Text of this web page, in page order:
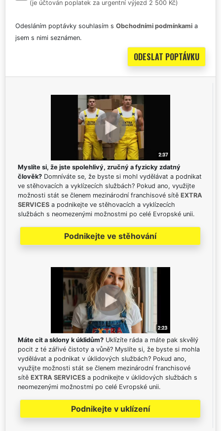
(je účtován poplatek za urgentní výjezd 2 500 Kč)
Odesláním poptávky souhlasím s Obchodními podmínkami a
jsem s nimi seznámen.
Myslíte si, že jste spolehlivý, zručný a fyzicky zdatný
člověk? Domníváte se, že byste si mohl vydělávat a podnikat
ve stěhovacích a vyklízecích službách? Pokud ano, využijte
možnosti stát se členem mezinárodní franchisové sítě EXTRA
SERVICES a podnikejte ve stěhovacích a vyklízecích
službách s neomezenými možnostmi po celé Evropské unii.
Podnikejte ve stěhování
Máte cit a sklony k úklidům? Uklízíte ráda a máte pak skvělý
pocit z té zářivé čistoty a vůně? Myslíte si, že byste si mohla
vydělávat a podnikat v úklidových službách? Pokud ano,
využijte možnosti stát se členem mezinárodní franchisové
sítě EXTRA SERVICES a podnikejte v úklidových službách s
neomezenými možnostmi po celé Evropské unii.
Podnikejte v uklízení